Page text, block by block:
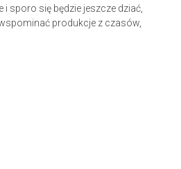
i sporo się będzie jeszcze dziać,
produkcje z czasów,